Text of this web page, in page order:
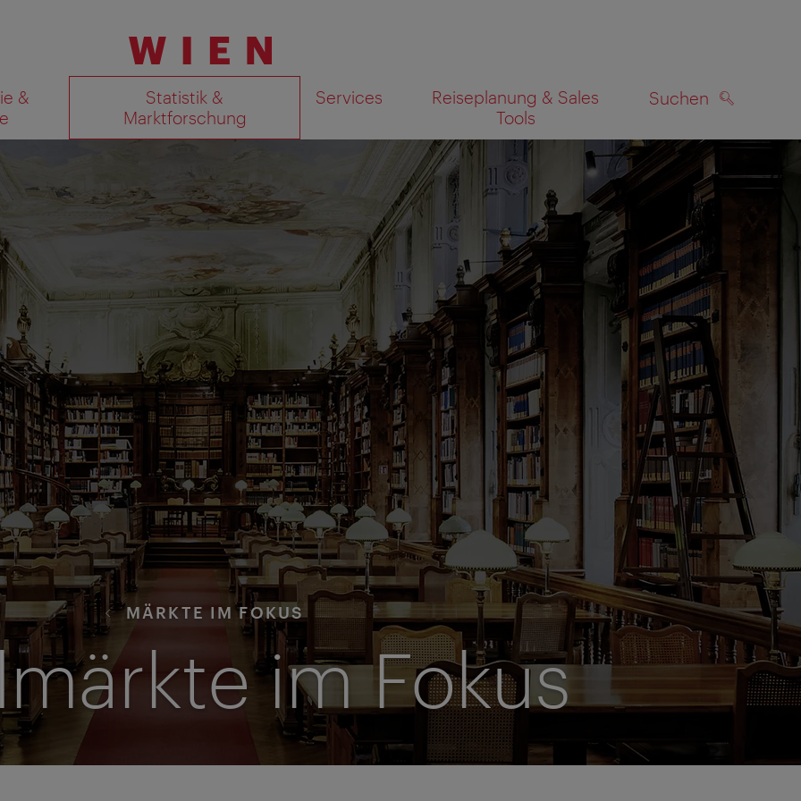
&
Statistik &
Marktforschung
Services
Reiseplanung & Sales
Tools
Suchen
Suchergebnisse auf Karte anzeigen SUCHEN
MÄRKTE IM FOKUS
im Fokus